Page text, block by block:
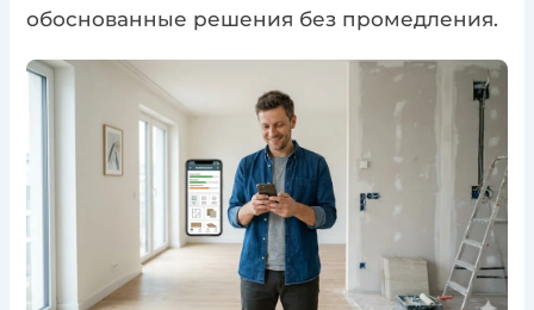
обоснованные решения без промедления.